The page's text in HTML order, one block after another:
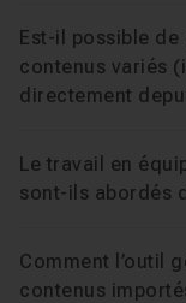
Est-il possible de
contenus variés
directement
Le travail en
sont-ils abordés
Comment l’outil
contenus